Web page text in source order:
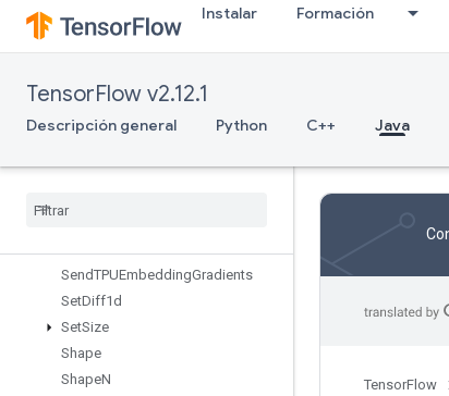
Instalar Formación
TensorFlow v2.12.1
Descripción general Python C++ Java
ScatterNdSub
ScatterNdUpdate
ScatterUpdate
SegmentMaxV2
SegmentProdV2
SendTPUEmbeddingGradients
SetDiff1d
SetSize
Shape
ShapeN
TensorFlow